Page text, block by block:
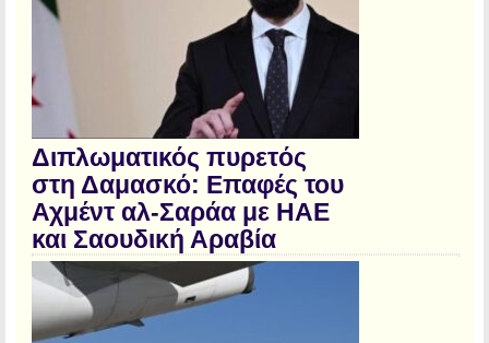
Διπλωματικός πυρετός
στη Δαμασκό: Επαφές του
Αχμέντ αλ-Σαράα με ΗΑΕ
και Σαουδική Αραβία